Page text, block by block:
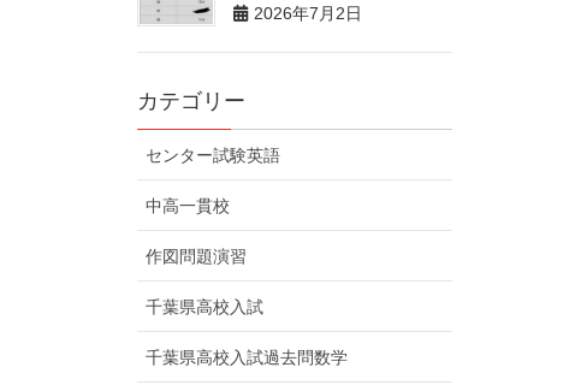
2026年7月2日
カテゴリー
センター試験英語
中高一貫校
作図問題演習
千葉県高校入試
千葉県高校入試過去問数学